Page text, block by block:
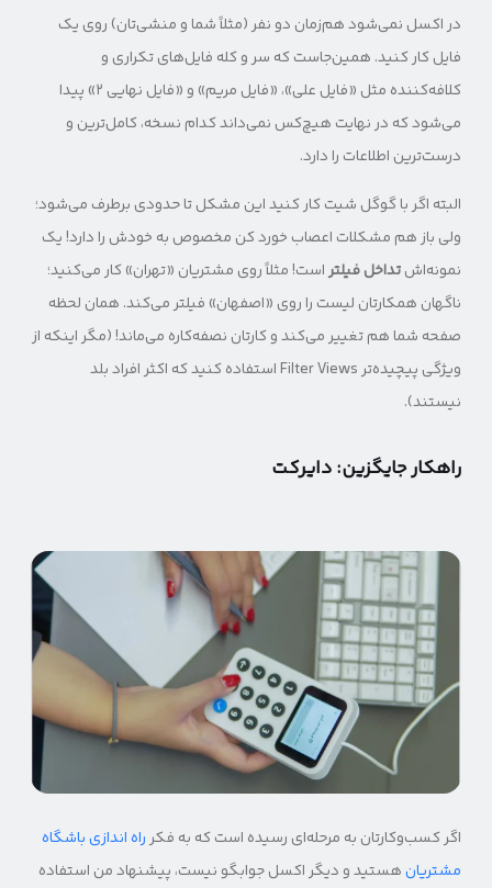
در اکسل نمی‌شود هم‌زمان دو نفر (مثلاً شما و منشی‌تان) روی یک
فایل کار کنید. همین‌جاست که سر و کله فایل‌های تکراری و
کلافه‌کننده مثل «فایل علی»، «فایل مریم» و «فایل نهایی ۲» پیدا
می‌شود که در نهایت هیچ‌کس نمی‌داند کدام نسخه، کامل‌ترین و
درست‌ترین اطلاعات را دارد.
البته اگر با گوگل شیت کار کنید این مشکل تا حدودی برطرف می‌شود؛
ولی باز هم مشکلات اعصاب خورد کن مخصوص به خودش را دارد! یک
نمونه‌اشتداخل فیلتراست! مثلاً روی مشتریان «تهران» کار می‌کنید؛
ناگهان همکارتان لیست را روی «اصفهان» فیلتر می‌کند. همان لحظه
صفحه شما هم تغییر می‌کند و کارتان نصفه‌کاره می‌ماند! (مگر اینکه از
ویژگی پیچیده‌تر Filter Views استفاده کنید که اکثر افراد بلد
نیستند).
راهکار جایگزین: دایرکت
اگر کسب‌وکارتان به مرحله‌ای رسیده است که به فکرراه اندازی باشگاه
مشتریانهستید و دیگر اکسل جوابگو نیست، پیشنهاد من استفاده